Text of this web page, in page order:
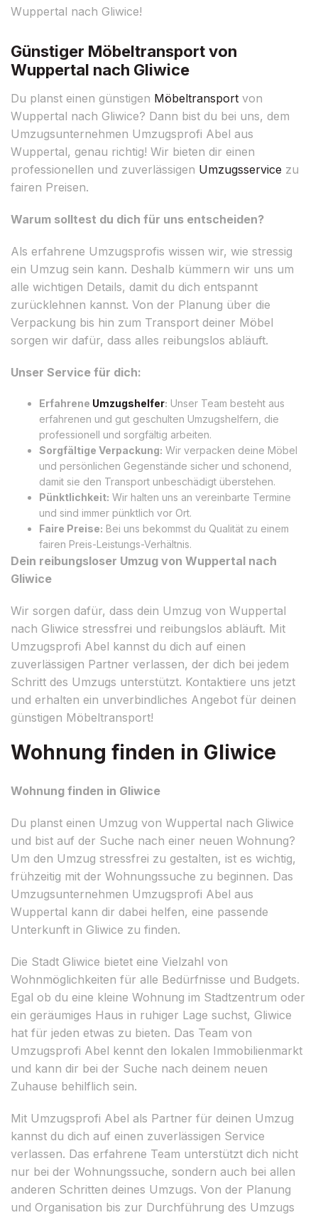
Wuppertal nach Gliwice!
Günstiger Möbeltransport von
Wuppertal nach Gliwice
Du planst einen günstigen Möbeltransport von
Wuppertal nach Gliwice? Dann bist du bei uns, dem
Umzugsunternehmen Umzugsprofi Abel aus
Wuppertal, genau richtig! Wir bieten dir einen
professionellen und zuverlässigen Umzugsservice zu
fairen Preisen.
Warum solltest du dich für uns entscheiden?
Als erfahrene Umzugsprofis wissen wir, wie stressig
ein Umzug sein kann. Deshalb kümmern wir uns um
alle wichtigen Details, damit du dich entspannt
zurücklehnen kannst. Von der Planung über die
Verpackung bis hin zum Transport deiner Möbel
sorgen wir dafür, dass alles reibungslos abläuft.
Unser Service für dich:
Erfahrene Umzugshelfer: Unser Team besteht aus
erfahrenen und gut geschulten Umzugshelfern, die
professionell und sorgfältig arbeiten.
Sorgfältige Verpackung: Wir verpacken deine Möbel
und persönlichen Gegenstände sicher und schonend,
damit sie den Transport unbeschädigt überstehen.
Pünktlichkeit: Wir halten uns an vereinbarte Termine
und sind immer pünktlich vor Ort.
Faire Preise: Bei uns bekommst du Qualität zu einem
fairen Preis-Leistungs-Verhältnis.
Dein reibungsloser Umzug von Wuppertal nach
Gliwice
Wir sorgen dafür, dass dein Umzug von Wuppertal
nach Gliwice stressfrei und reibungslos abläuft. Mit
Umzugsprofi Abel kannst du dich auf einen
zuverlässigen Partner verlassen, der dich bei jedem
Schritt des Umzugs unterstützt. Kontaktiere uns jetzt
und erhalten ein unverbindliches Angebot für deinen
günstigen Möbeltransport!
Wohnung finden in Gliwice
Wohnung finden in Gliwice
Du planst einen Umzug von Wuppertal nach Gliwice
und bist auf der Suche nach einer neuen Wohnung?
Um den Umzug stressfrei zu gestalten, ist es wichtig,
frühzeitig mit der Wohnungssuche zu beginnen. Das
Umzugsunternehmen Umzugsprofi Abel aus
Wuppertal kann dir dabei helfen, eine passende
Unterkunft in Gliwice zu finden.
Die Stadt Gliwice bietet eine Vielzahl von
Wohnmöglichkeiten für alle Bedürfnisse und Budgets.
Egal ob du eine kleine Wohnung im Stadtzentrum oder
ein geräumiges Haus in ruhiger Lage suchst, Gliwice
hat für jeden etwas zu bieten. Das Team von
Umzugsprofi Abel kennt den lokalen Immobilienmarkt
und kann dir bei der Suche nach deinem neuen
Zuhause behilflich sein.
Mit Umzugsprofi Abel als Partner für deinen Umzug
kannst du dich auf einen zuverlässigen Service
verlassen. Das erfahrene Team unterstützt dich nicht
nur bei der Wohnungssuche, sondern auch bei allen
anderen Schritten deines Umzugs. Von der Planung
und Organisation bis zur Durchführung des Umzugs